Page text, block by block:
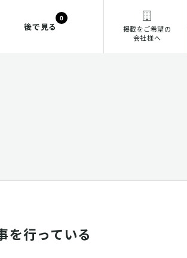
後で見る
0
掲載をご希望の
会社様へ
を行っている